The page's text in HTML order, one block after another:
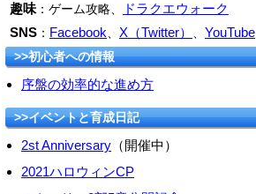
趣味 ：ゲーム攻略、
ドラクエウォーク
SNS ： Facebook X（Twitter） YouTube
>>初心者への情報
序盤の効率的な進め方
>>イベントと育成日記
2st Anniversary （開催中）
2021ハロウィンCP